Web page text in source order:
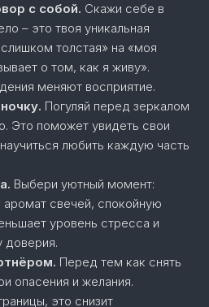
с собой. Скажи себе в
– это твоя уникальная
толстая» на «моя
о том, как я живу».
меняют восприятие.
Погуляй перед зеркалом
Это поможет увидеть свои
любить каждую часть
Выбери уютный момент:
аромат свечей, спокойную
уровень стресса и
доверия.
Перед тем как снять
опасения и желания.
это снизит